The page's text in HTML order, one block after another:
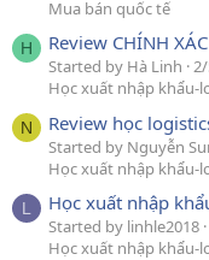
Mua bán quốc tế
H Review CHÍNH
Started by Hà Linh
Học xuất nhập khẩu-
N Review học
Started by Nguyễn
Học xuất nhập khẩu-
L Học xuất nhập
Started by linhle2018
Học xuất nhập khẩu-